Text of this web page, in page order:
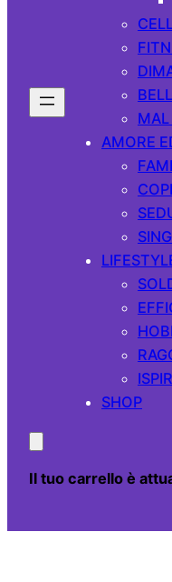
MAL
AMORE
SHOP
Il tuo carrello è